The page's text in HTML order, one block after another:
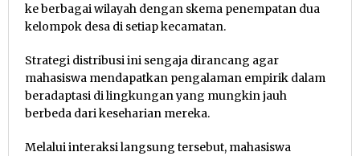
ke berbagai wilayah dengan skema penempatan dua
kelompok desa di setiap kecamatan.
Strategi distribusi ini sengaja dirancang agar
mahasiswa mendapatkan pengalaman empirik dalam
beradaptasi di lingkungan yang mungkin jauh
berbeda dari keseharian mereka.
Melalui interaksi langsung tersebut, mahasiswa